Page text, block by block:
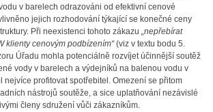
v barelech odrazováni od efektivní cenové
jejich rozhodování týkající se konečné ceny
Při neexistenci tohoto zákazu „nepřebírat
klienty cenovým podbízením“(viz v textu bodu 5.
Úřadu mohla potenciálně rozvíjet účinnější soutěž
vody v barelech a výdejníků na balenou vodu v
nejvíce profitovat spotřebitel. Omezení se přitom
nástrojů soutěže, a sice uplatňování nezávislé
členy sdružení vůči zákazníkům.